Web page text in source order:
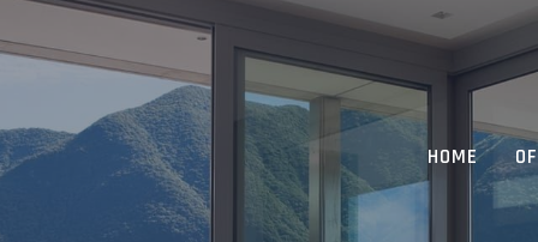
HOME